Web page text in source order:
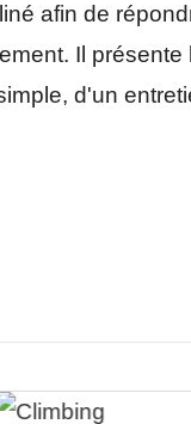
afin de
Il
d'un